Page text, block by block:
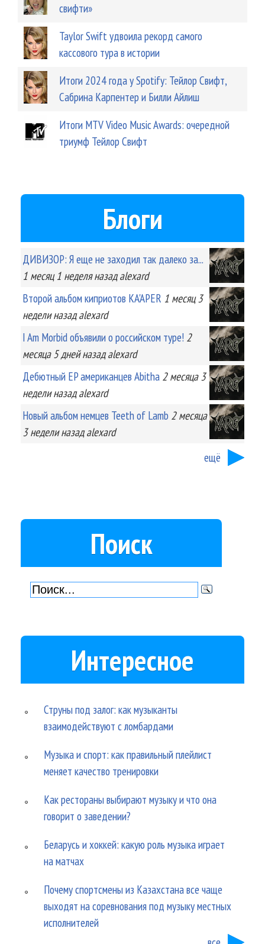
свифти»
Taylor Swift удвоила рекорд самого
кассового тура в истории
Итоги 2024 года у Spotify: Тейлор Свифт,
Сабрина Карпентер и Билли Айлиш
Итоги MTV Video Music Awards: очередной
триумф Тейлор Свифт
Блоги
ДИВИЗОР: Я еще не заходил так далеко за...
1 месяц 1 неделяназад alexard
Второй альбом киприотов KA'APER 1 месяц 3
неделиназад alexard
I Am Morbid объявили о российском туре! 2
месяца 5 днейназад alexard
Дебютный EP американцев Abitha 2 месяца 3
неделиназад alexard
Новый альбом немцев Teeth of Lamb 2 месяца
3 неделиназад alexard
ещё
Поиск
Интересное
Струны под залог: как музыканты
взаимодействуют с ломбардами
Музыка и спорт: как правильный плейлист
меняет качество тренировки
Как рестораны выбирают музыку и что она
говорит о заведении?
Беларусь и хоккей: какую роль музыка играет
на матчах
Почему спортсмены из Казахстана все чаще
выходят на соревнования под музыку местных
исполнителей